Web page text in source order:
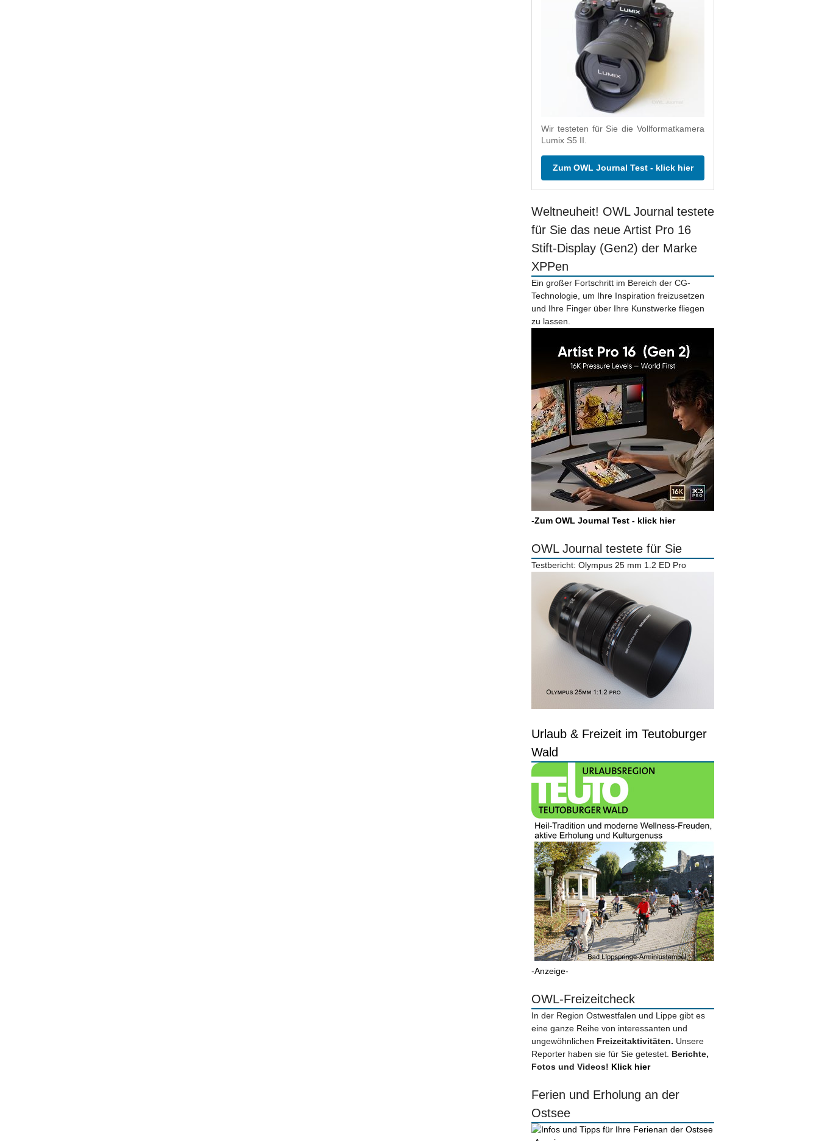
Wir testeten für Sie die Vollformatkamera
Lumix S5 II.
Zum OWL Journal Test - klick hier
Weltneuheit! OWL Journal testete
für Sie das neue Artist Pro 16
Stift-Display (Gen2) der Marke
XPPen
Ein großer Fortschritt im Bereich der CG-
Technologie, um Ihre Inspiration freizusetzen
und Ihre Finger über Ihre Kunstwerke fliegen
zu lassen.
-Zum OWL Journal Test - klick hier
OWL Journal testete für Sie
Testbericht: Olympus 25 mm 1.2 ED Pro
Urlaub & Freizeit im Teutoburger
Wald
-Anzeige-
OWL-Freizeitcheck
In der Region Ostwestfalen und Lippe gibt es
eine ganze Reihe von interessanten und
ungewöhnlichen Freizeitaktivitäten. Unsere
Reporter haben sie für Sie getestet. Berichte,
Fotos und Videos! Klick hier
Ferien und Erholung an der
Ostsee